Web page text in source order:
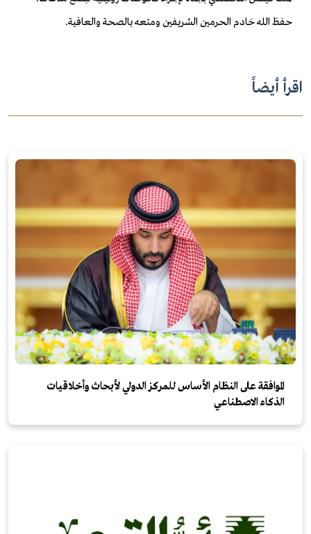
حفظ الله خادم الحرمين الشريفين ومتعه بالصحة والعافية.
اقرأ أيضاً
الموافقة على النظام الأساس للمركز الدولي لأبحاث وأخلاقيات
الذكاء الاصطناعي